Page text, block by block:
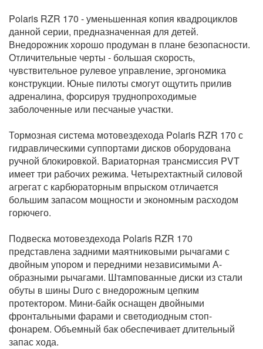
Polaris RZR 170 - уменьшенная копия квадроциклов
данной серии, предназначенная для детей.
Внедорожник хорошо продуман в плане безопасности.
Отличительные черты - большая скорость,
чувствительное рулевое управление, эргономика
конструкции. Юные пилоты смогут ощутить прилив
адреналина, форсируя труднопроходимые
заболоченные или песчаные участки.
Тормозная система мотовездехода Polaris RZR 170 с
гидравлическими суппортами дисков оборудована
ручной блокировкой. Вариаторная трансмиссия PVT
имеет три рабочих режима. Четырехтактный силовой
агрегат с карбюраторным впрыском отличается
большим запасом мощности и экономным расходом
горючего.
Подвеска мотовездехода Polaris RZR 170
представлена задними маятниковыми рычaгами с
двойным упором и передними независимыми А-
образными рычагами. Штампованные диски из стали
обуты в шины Duro с внедорожным цепким
протектором. Мини-байк оснащен двойными
фронтальными фарами и светодиодным стоп-
фонарем. Объемный бак обеспечивает длительный
запас хода.